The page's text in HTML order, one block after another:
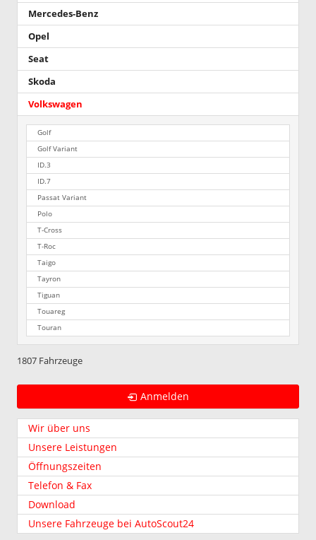
Mercedes-Benz
Opel
Seat
Skoda
Volkswagen
Golf
Golf Variant
ID.3
ID.7
Passat Variant
Polo
T-Cross
T-Roc
Taigo
Tayron
Tiguan
Touareg
Touran
1807 Fahrzeuge
Anmelden
Wir über uns
Unsere Leistungen
Öffnungszeiten
Telefon & Fax
Download
Unsere Fahrzeuge bei AutoScout24